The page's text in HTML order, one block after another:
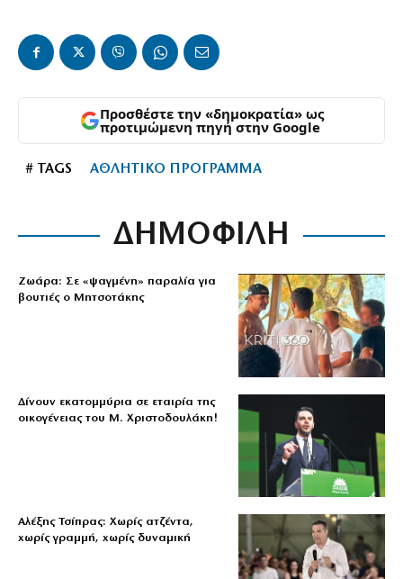
Προσθέστε την «δημοκρατία» ως
προτιμώμενη πηγή στην Google
# TAGS ΑΘΛΗΤΙΚΟ ΠΡΟΓΡΑΜΜΑ
ΔΗΜΟΦΙΛΗ
Ζωάρα: Σε «ψαγμένη» παραλία για
βουτιές ο Μητσοτάκης
Δίνουν εκατομμύρια σε εταιρία της
οικογένειας του Μ. Χριστοδουλάκη!
Αλέξης Τσίπρας: Χωρίς ατζέντα,
χωρίς γραμμή, χωρίς δυναμική